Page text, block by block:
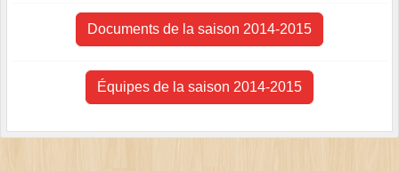
Documents de la saison 2014-2015
Équipes de la saison 2014-2015